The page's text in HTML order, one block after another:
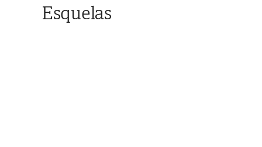
Esquelas